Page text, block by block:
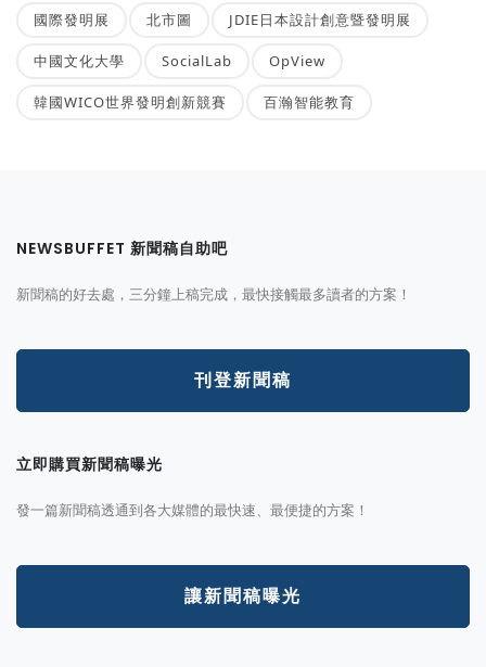
國際發明展 北市圖 JDIE日本設計創意暨發明展
中國文化大學 SocialLab OpView
韓國WICO世界發明創新競賽 百瀚智能教育
NEWSBUFFET 新聞稿自助吧
新聞稿的好去處，三分鐘上稿完成，最快接觸最多讀者的方案！
刊登新聞稿
立即購買新聞稿曝光
發一篇新聞稿透通到各大媒體的最快速、最便捷的方案！
讓新聞稿曝光